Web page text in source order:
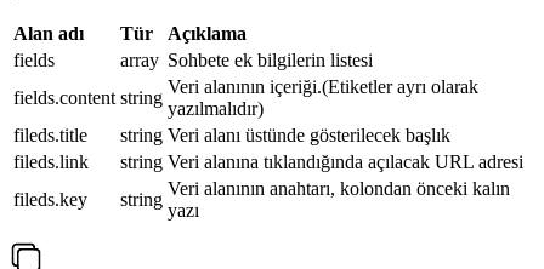
Alan adı Tür
Açıklama
fields
array Sohbete ek bilgilerin listesi
fields.content string
Veri alanının içeriği.(Etiketler ayrı olarak
yazılmalıdır)
fileds.title
string Veri alanı üstünde gösterilecek başlık
fileds.link
string Veri alanına tıklandığında açılacak URL adresi
fileds.key
string
Veri alanının anahtarı, kolondan önceki kalın
yazı